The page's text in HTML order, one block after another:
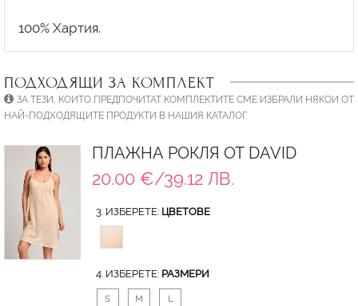
ПОДХОДЯЩИ ЗА КОМПЛЕКТ
ЗА ТЕЗИ, КОИТО ПРЕДПОЧИТАТ КОМПЛЕКТИТЕ СМЕ ИЗБРАЛИ НЯКОИ ОТ
НАЙ-ПОДХОДЯЩИТЕ ПРОДУКТИ В НАШИЯ КАТАЛОГ.
ПЛАЖНА РОКЛЯ ОТ DAVID
20.00 €/39.12 ЛВ.
3. ИЗБЕРЕТЕ: ЦВЕТОВЕ
4. ИЗБЕРЕТЕ: РАЗМЕРИ
S M L